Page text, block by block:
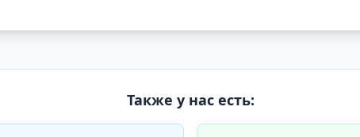
Также у нас есть: